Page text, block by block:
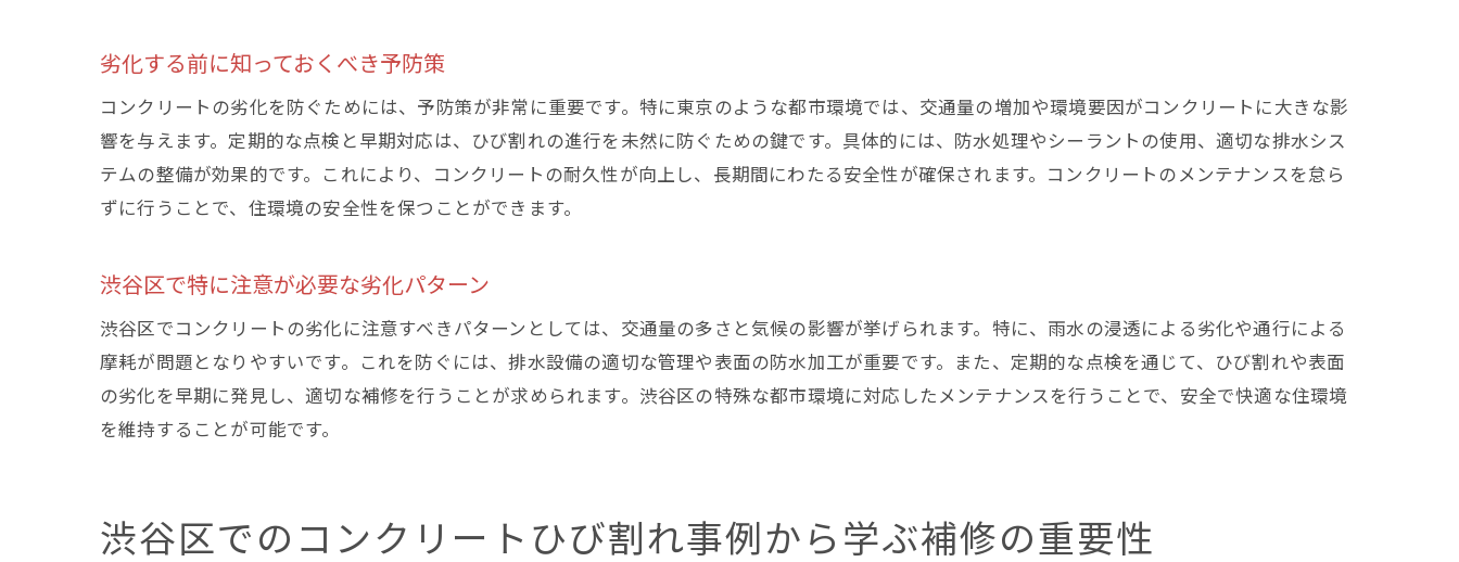
補修後の持続的な住環境改善策
東京でのコンクリート補修費用とその効果
補修費用を左右する要因とは
長期的な投資としての補修の位置付け
渋谷区での実際の補修費用例
予算内で最大の効果を得るための工夫
補修後のコスト削減効果の概算
渋谷区で推奨される補修技術の概要
劣化する前に知っておくべき予防策
コンクリートの劣化を防ぐためには、予防策が非常に重要です。特に東京のような都市環境では、交通量の増加や環境要因がコンクリートに大きな影
響を与えます。定期的な点検と早期対応は、ひび割れの進行を未然に防ぐための鍵です。具体的には、防水処理やシーラントの使用、適切な排水シス
テムの整備が効果的です。これにより、コンクリートの耐久性が向上し、長期間にわたる安全性が確保されます。コンクリートのメンテナンスを怠ら
ずに行うことで、住環境の安全性を保つことができます。
渋谷区で特に注意が必要な劣化パターン
渋谷区でコンクリートの劣化に注意すべきパターンとしては、交通量の多さと気候の影響が挙げられます。特に、雨水の浸透による劣化や通行による
摩耗が問題となりやすいです。これを防ぐには、排水設備の適切な管理や表面の防水加工が重要です。また、定期的な点検を通じて、ひび割れや表面
の劣化を早期に発見し、適切な補修を行うことが求められます。渋谷区の特殊な都市環境に対応したメンテナンスを行うことで、安全で快適な住環境
を維持することが可能です。
渋谷区でのコンクリートひび割れ事例から学ぶ補修の重要性